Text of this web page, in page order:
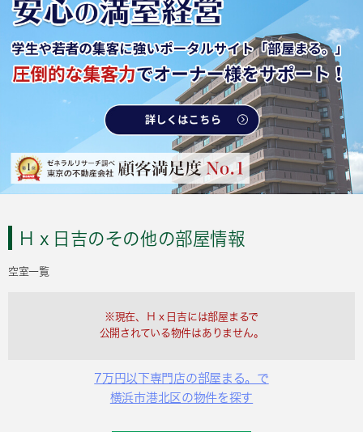
Ｈｘ日吉のその他の部屋情報
空室一覧
※現在、Ｈｘ日吉には部屋まるで
公開されている物件はありません。
7万円以下専門店の部屋まる。で
横浜市港北区の物件を探す